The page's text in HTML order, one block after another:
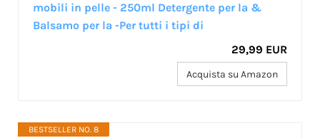
mobili in pelle - 250ml Detergente per la &
Balsamo per la -Per tutti i tipi di
29,99 EUR
Acquista su Amazon
BESTSELLER NO. 8